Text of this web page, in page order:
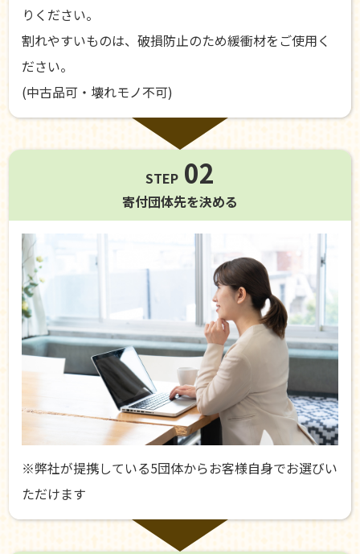
りください。
割れやすいものは、破損防止のため緩衝材をご使用く
ださい。
(中古品可・壊れモノ不可)
STEP 02
寄付団体先を決める
※弊社が提携している5団体からお客様自身でお選びい
ただけます